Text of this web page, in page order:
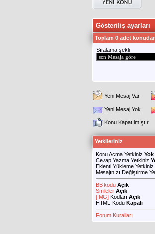
Gösteriliş ayarları
Toplam 0 adet
Sıralama şekli
Yeni Mesaj Var
Yeni Mesaj Yok
Konu Kapatılmıştır
Yetkileriniz
Konu Acma Yetkiniz Yok
Cevap Yazma Yetkiniz
Eklenti Yükleme Yetkiniz
Mesajınızı Değiştirme
BB kodu Açık
Smileler Açık
[IMG] Kodları Açık
HTML-Kodu Kapalı
Forum Kuralları